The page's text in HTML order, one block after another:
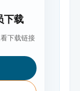
下载
下载链接